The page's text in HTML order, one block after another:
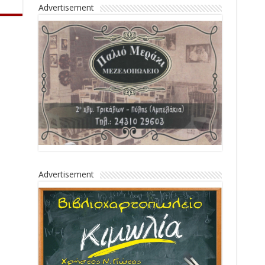
Advertisement
Advertisement